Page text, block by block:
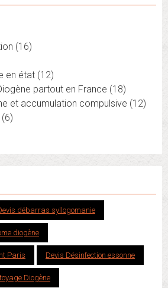
(16)
en état (12)
partout en France (18)
et accumulation compulsive (12)
(6)
débarras syllogomanie
diogène
Paris Devis Désinfection essonne
Diogène